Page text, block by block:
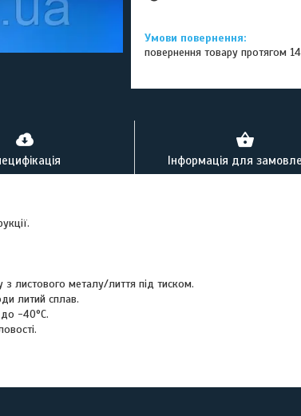
повернення товару протягом
Інформація для
з листового металу/лиття під тиском.
литий сплав.
-40°C.